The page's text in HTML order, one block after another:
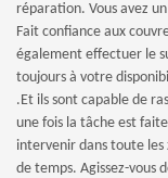
réparation. Vous avez
Fait confiance aux
également effectuer le
toujours à votre
.Et ils sont capable de
une fois la tâche est
intervenir dans toute les
de temps. Agissez-vous